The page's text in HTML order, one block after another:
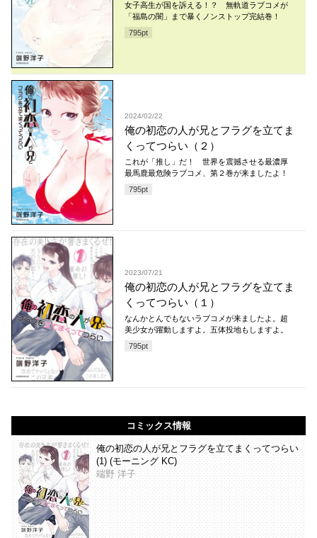
女子高生が国を訴える！？ 無軌道ラブコメが
「福島の闇」まで暴くノンストップ完結巻！
795pt
2024/02/22
俺の初恋の人が兄とフラグを立てま
くってつらい（２）
これが「推し」だ！ 世界を震撼させる最濃厚
最馬鹿最危険ラブコメ、第２巻が来ましたよ！
795pt
2023/07/21
俺の初恋の人が兄とフラグを立てま
くってつらい（１）
なんかとんでもないラブコメが来ましたよ。超
美少女が躍動しますよ。五体投地もしますよ。
795pt
コミックス情報
俺の初恋の人が兄とフラグを立てまくってつらい
(1) (モーニング KC)
端野 洋子